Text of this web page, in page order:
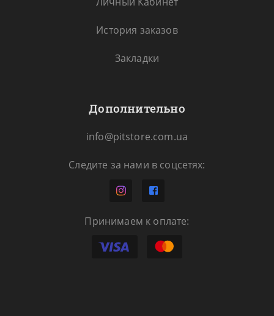
История заказов
Закладки
Дополнительно
info@pitstore.com.ua
Следите за нами в соцсетях:
Принимаем к оплате: